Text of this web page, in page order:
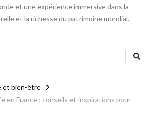
et une expérience immersive dans la
et la richesse du patrimoine mondial.
et bien-être
en France : conseils et inspirations pour